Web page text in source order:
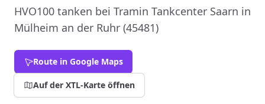
HVO100 tanken bei Tramin Tankcenter Saarn in
Mülheim an der Ruhr (45481)
Route in Google Maps
Auf der XTL-Karte öffnen